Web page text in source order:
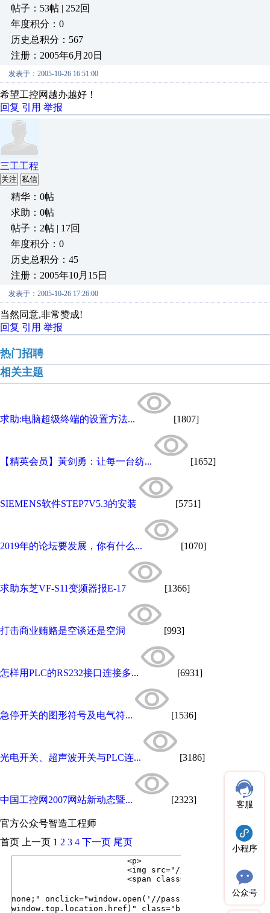
帖子：53帖 | 252回
年度积分：0
历史总积分：567
注册：2005年6月20日
发表于：2005-10-26 16:51:00
希望工控网越办越好！
回复 引用 举报
三工工程
关注 私信
精华：0帖
求助：0帖
帖子：2帖 | 17回
年度积分：0
历史总积分：45
注册：2005年10月15日
发表于：2005-10-26 17:26:00
当然同意,非常赞成!
回复 引用 举报
热门招聘
相关主题
求助:电脑超级终端的设置方法... [1807]
【精英会员】黃剑勇：让每一台纺... [1652]
SIEMENS软件STEP7V5.3的安装 [5751]
2019年的论坛要发展，你有什么... [1070]
求助东芝VF-S11变频器报E-17 [1366]
打击商业贿赂是空谈还是空洞 [993]
怎样用PLC的RS232接口连接多... [6931]
急停开关的图形符号及电气符... [1536]
光电开关、超声波开关与PLC连... [3186]
中国工控网2007网站新动态暨... [2323]
官方公众号智造工程师
客服
小程序
公众号
首页 上一页 1 2 3 4 下一页 尾页